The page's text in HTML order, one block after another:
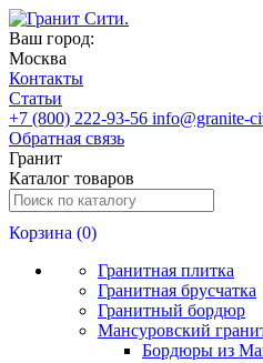
Ваш город:
Москва
Контакты
Статьи
+7 (800) 222-93-56 info@granite-
Обратная связь
Гранит
Каталог товаров
Корзина (0)
Гранитная плитка
Гранитная брусчатка
Гранитный бордюр
Мансуровский
Бордюры из